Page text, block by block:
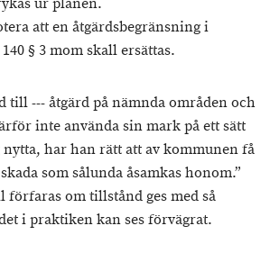
ur planen.
att en åtgärdsbegränsning i
§ 3 mom skall ersättas.
till --- åtgärd på nämnda områden och
inte använda sin mark på ett sätt
har han rätt att av kommunen få
som sålunda åsamkas honom.”
förfaras om tillstånd ges med så
i praktiken kan ses förvägrat.